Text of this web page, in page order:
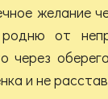
желание
от
через
и не